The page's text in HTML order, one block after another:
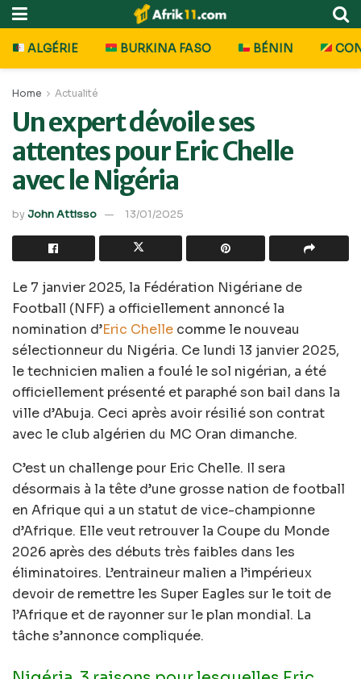
ALGÉRIE BURKINA FASO BÉNIN
Home Actualité
Un expert dévoile ses
attentes pour Eric Chelle
avec le Nigéria
byJohn Attisso 13/01/2025
Le 7 janvier 2025, la Fédération Nigériane de
Football (NFF) a officiellement annoncé la
nomination d’Eric Chelle comme le nouveau
sélectionneur du Nigéria. Ce lundi 13 janvier 2025,
le technicien malien a foulé le sol nigérian, a été
officiellement présenté et paraphé son bail dans la
ville d’Abuja. Ceci après avoir résilié son contrat
avec le club algérien du MC Oran dimanche.
C’est un challenge pour Eric Chelle. Il sera
désormais à la tête d’une grosse nation de football
en Afrique qui a un statut de vice-championne
d’Afrique. Elle veut retrouver la Coupe du Monde
2026 après des débuts très faibles dans les
éliminatoires. L’entraineur malien a l’impérieux
devoir de remettre les Super Eagles sur le toit de
l’Afrique et de rayonner sur le plan mondial. La
tâche s’annonce compliquée.